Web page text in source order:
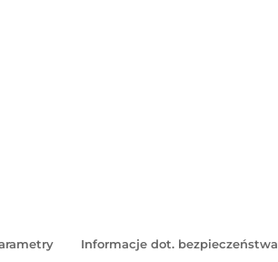
Informacje dot. bezpieczeństwa